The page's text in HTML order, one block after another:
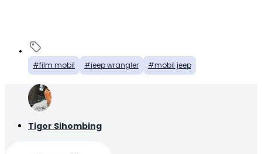
film mobil jeep wrangler mobil jeep
Tigor Sihombing